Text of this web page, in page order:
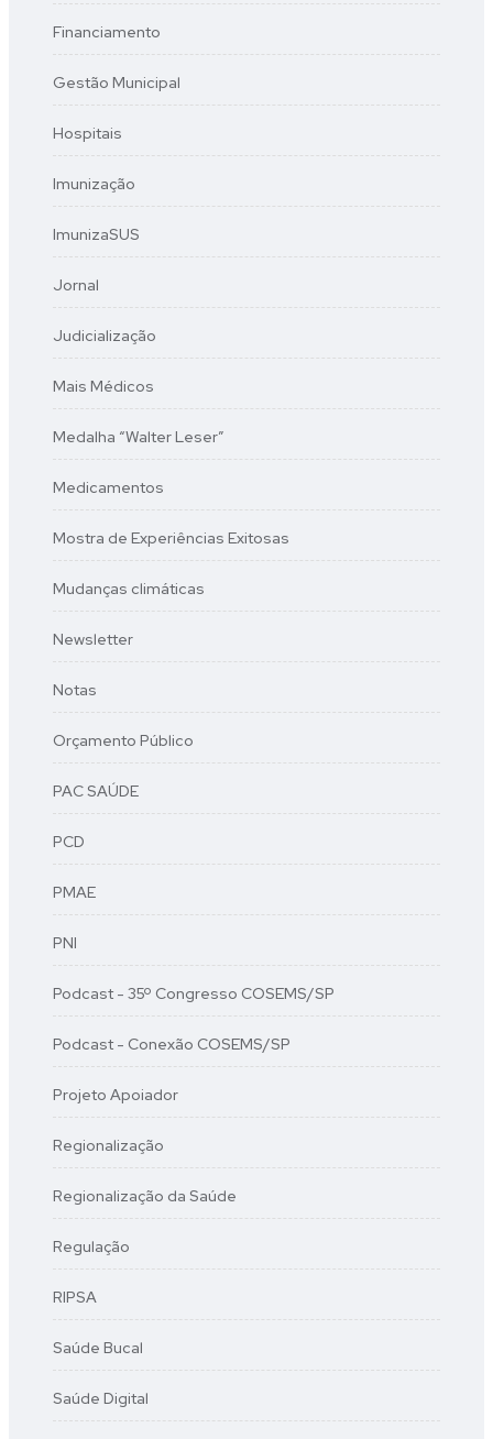
Financiamento
Gestão Municipal
Hospitais
Imunização
ImunizaSUS
Jornal
Judicialização
Mais Médicos
Medalha “Walter Leser”
Medicamentos
Mostra de Experiências Exitosas
Mudanças climáticas
Newsletter
Notas
Orçamento Público
PAC SAÚDE
PCD
PMAE
PNI
Podcast - 35º Congresso COSEMS/SP
Podcast - Conexão COSEMS/SP
Projeto Apoiador
Regionalização
Regionalização da Saúde
Regulação
RIPSA
Saúde Bucal
Saúde Digital